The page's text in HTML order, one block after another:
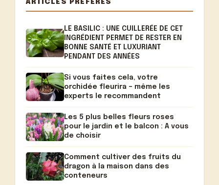
ARTICLES PRÉFÉRÉS
LE BASILIC : UNE CUILLERÉE DE CET
INGRÉDIENT PERMET DE RESTER EN
BONNE SANTÉ ET LUXURIANT
PENDANT DES ANNÉES
Si vous faites cela, votre
orchidée fleurira – même les
experts le recommandent
Les 5 plus belles fleurs roses
pour le jardin et le balcon : A vous
de choisir
Comment cultiver des fruits du
dragon à la maison dans des
conteneurs